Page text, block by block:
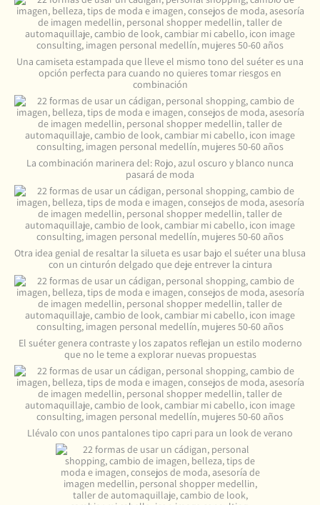
Una camiseta estampada que lleve el mismo tono del suéter es una
opción perfecta para cuando no quieres tomar riesgos en
combinación
La combinación marinera del: Rojo, azul oscuro y blanco nunca
pasará de moda
Otra idea genial de resaltar la silueta es usar bajo el suéter una blusa
con un cinturón delgado que deje entrever la cintura
El suéter genera contraste y los zapatos reflejan un estilo moderno
que no le teme a explorar nuevas propuestas
Llévalo con unos pantalones tipo capri para un look de verano